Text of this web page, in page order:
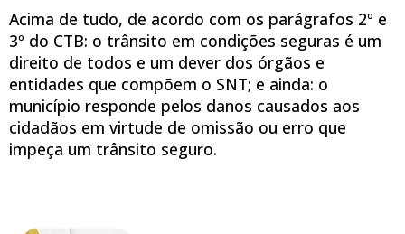
Acima de tudo, de acordo com os parágrafos 2º e
3º do CTB: o trânsito em condições seguras é um
direito de todos e um dever dos órgãos e
entidades que compõem o SNT; e ainda: o
município responde pelos danos causados aos
cidadãos em virtude de omissão ou erro que
impeça um trânsito seguro.